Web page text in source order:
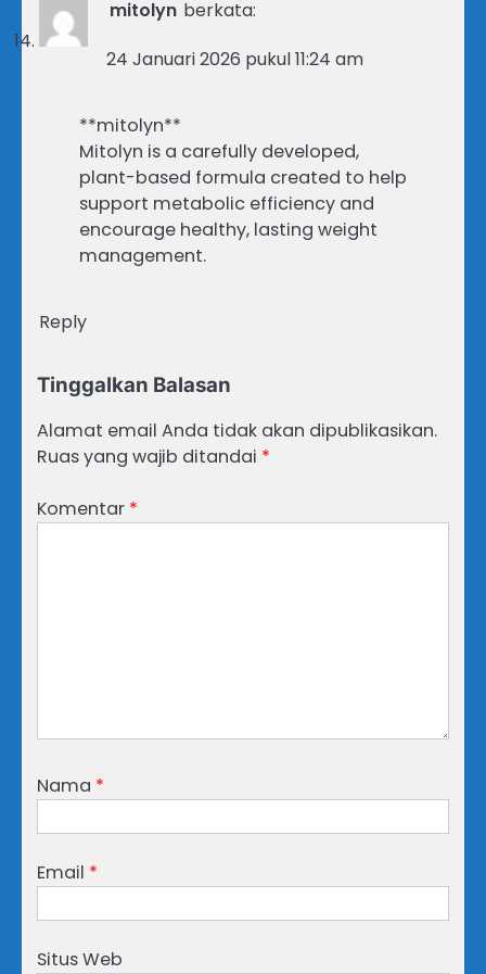
mitolyn berkata:
24 Januari 2026 pukul 11:24 am
**mitolyn**
Mitolyn is a carefully developed,
plant-based formula created to help
support metabolic efficiency and
encourage healthy, lasting weight
management.
Reply
Tinggalkan Balasan
Alamat email Anda tidak akan dipublikasikan.
Ruas yang wajib ditandai *
Komentar *
Nama *
Email *
Situs Web